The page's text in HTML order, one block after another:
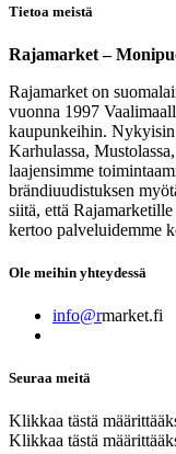
Tietoa meistä
Rajamarket –
Rajamarket on
vuonna 1997
kaupunkeihin.
Karhulassa,
laajensimme
brändiuudistuksen
siitä, että
kertoo palveluidemme
Ole meihin yhteydessä
info@rmarket.fi
Seuraa meitä
Klikkaa tästä
Klikkaa tästä